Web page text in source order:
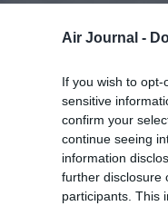
Air Journal -
If you wish to
sensitive
confirm your
continue seeing
information
further disclosure
participants. This